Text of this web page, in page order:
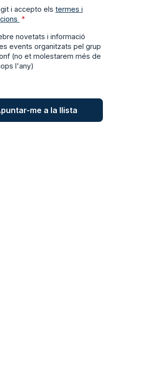
i accepto els termes i
, s'obre en una pestanya nova
*
novetats i informació
events organitzats pel grup
(no et molestarem més de
l'any)
me a la llista